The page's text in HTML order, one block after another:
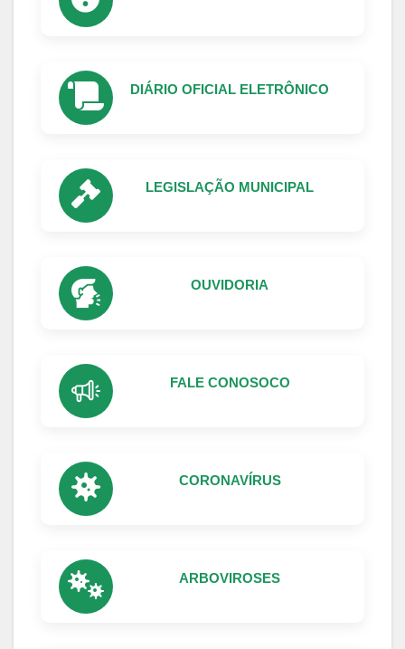
DIÁRIO OFICIAL ELETRÔNICO
LEGISLAÇÃO MUNICIPAL
OUVIDORIA
FALE CONOSOCO
CORONAVÍRUS
ARBOVIROSES